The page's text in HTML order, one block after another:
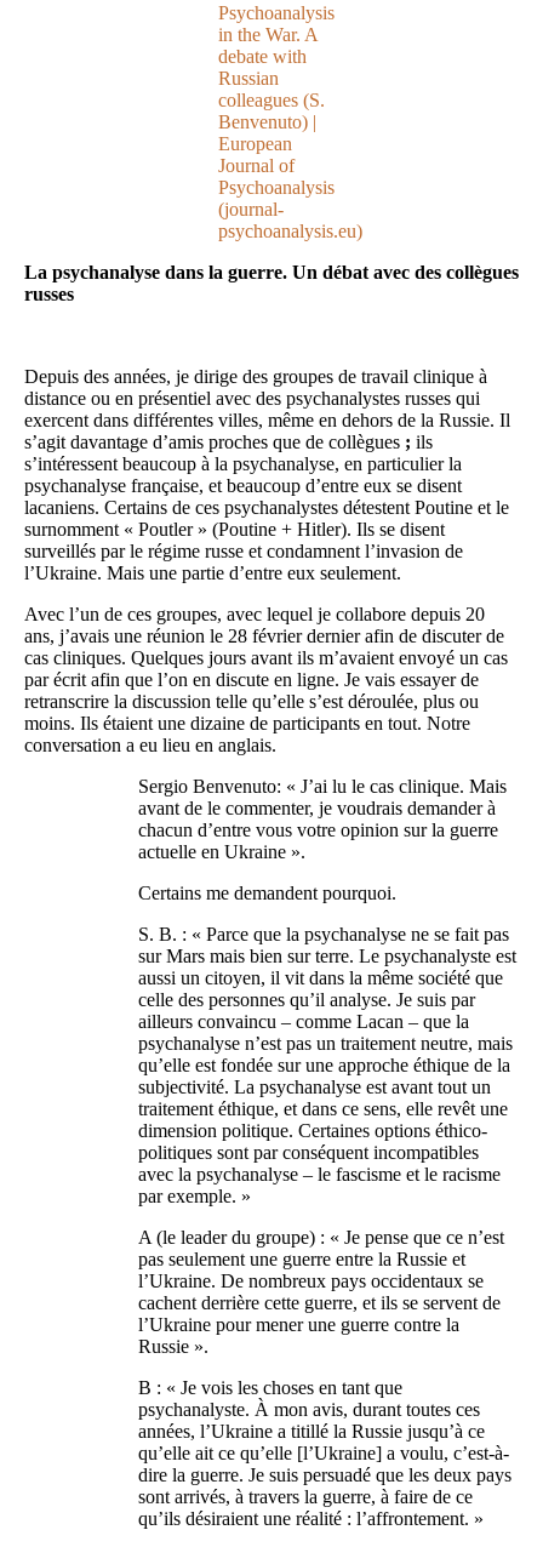
Psychoanalysis
in the War. A
debate with
Russian
colleagues (S.
Benvenuto) |
European
Journal of
Psychoanalysis
(journal-
psychoanalysis.eu)
La psychanalyse dans la guerre. Un débat avec des collègues
russes
Depuis des années, je dirige des groupes de travail clinique à
distance ou en présentiel avec des psychanalystes russes qui
exercent dans différentes villes, même en dehors de la Russie. Il
s’agit davantage d’amis proches que de collègues ; ils
s’intéressent beaucoup à la psychanalyse, en particulier la
psychanalyse française, et beaucoup d’entre eux se disent
lacaniens. Certains de ces psychanalystes détestent Poutine et le
surnomment « Poutler » (Poutine + Hitler). Ils se disent
surveillés par le régime russe et condamnent l’invasion de
l’Ukraine. Mais une partie d’entre eux seulement.
Avec l’un de ces groupes, avec lequel je collabore depuis 20
ans, j’avais une réunion le 28 février dernier afin de discuter de
cas cliniques. Quelques jours avant ils m’avaient envoyé un cas
par écrit afin que l’on en discute en ligne. Je vais essayer de
retranscrire la discussion telle qu’elle s’est déroulée, plus ou
moins. Ils étaient une dizaine de participants en tout. Notre
conversation a eu lieu en anglais.
Sergio Benvenuto: « J’ai lu le cas clinique. Mais
avant de le commenter, je voudrais demander à
chacun d’entre vous votre opinion sur la guerre
actuelle en Ukraine ».
Certains me demandent pourquoi.
S. B. : « Parce que la psychanalyse ne se fait pas
sur Mars mais bien sur terre. Le psychanalyste est
aussi un citoyen, il vit dans la même société que
celle des personnes qu’il analyse. Je suis par
ailleurs convaincu – comme Lacan – que la
psychanalyse n’est pas un traitement neutre, mais
qu’elle est fondée sur une approche éthique de la
subjectivité. La psychanalyse est avant tout un
traitement éthique, et dans ce sens, elle revêt une
dimension politique. Certaines options éthico-
politiques sont par conséquent incompatibles
avec la psychanalyse – le fascisme et le racisme
par exemple. »
A (le leader du groupe) : « Je pense que ce n’est
pas seulement une guerre entre la Russie et
l’Ukraine. De nombreux pays occidentaux se
cachent derrière cette guerre, et ils se servent de
l’Ukraine pour mener une guerre contre la
Russie ».
B : « Je vois les choses en tant que
psychanalyste. À mon avis, durant toutes ces
années, l’Ukraine a titillé la Russie jusqu’à ce
qu’elle ait ce qu’elle [l’Ukraine] a voulu, c’est-à-
dire la guerre. Je suis persuadé que les deux pays
sont arrivés, à travers la guerre, à faire de ce
qu’ils désiraient une réalité : l’affrontement. »